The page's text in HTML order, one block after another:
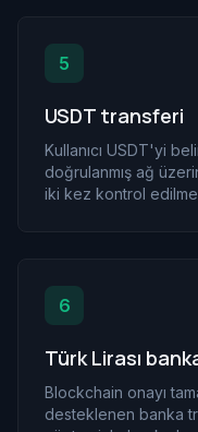
5
USDT transferi
Kullanıcı USDT'yi
doğrulanmış ağ
iki kez kontrol
6
Türk Lirası
Blockchain onayı
desteklenen banka